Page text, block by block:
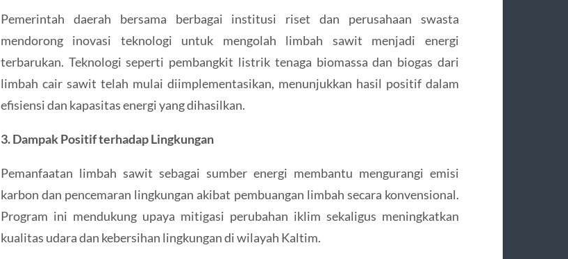
Pemerintah daerah bersama berbagai institusi riset dan perusahaan swasta
mendorong inovasi teknologi untuk mengolah limbah sawit menjadi energi
terbarukan. Teknologi seperti pembangkit listrik tenaga biomassa dan biogas dari
limbah cair sawit telah mulai diimplementasikan, menunjukkan hasil positif dalam
efisiensi dan kapasitas energi yang dihasilkan.
3. Dampak Positif terhadap Lingkungan
Pemanfaatan limbah sawit sebagai sumber energi membantu mengurangi emisi
karbon dan pencemaran lingkungan akibat pembuangan limbah secara konvensional.
Program ini mendukung upaya mitigasi perubahan iklim sekaligus meningkatkan
kualitas udara dan kebersihan lingkungan di wilayah Kaltim.